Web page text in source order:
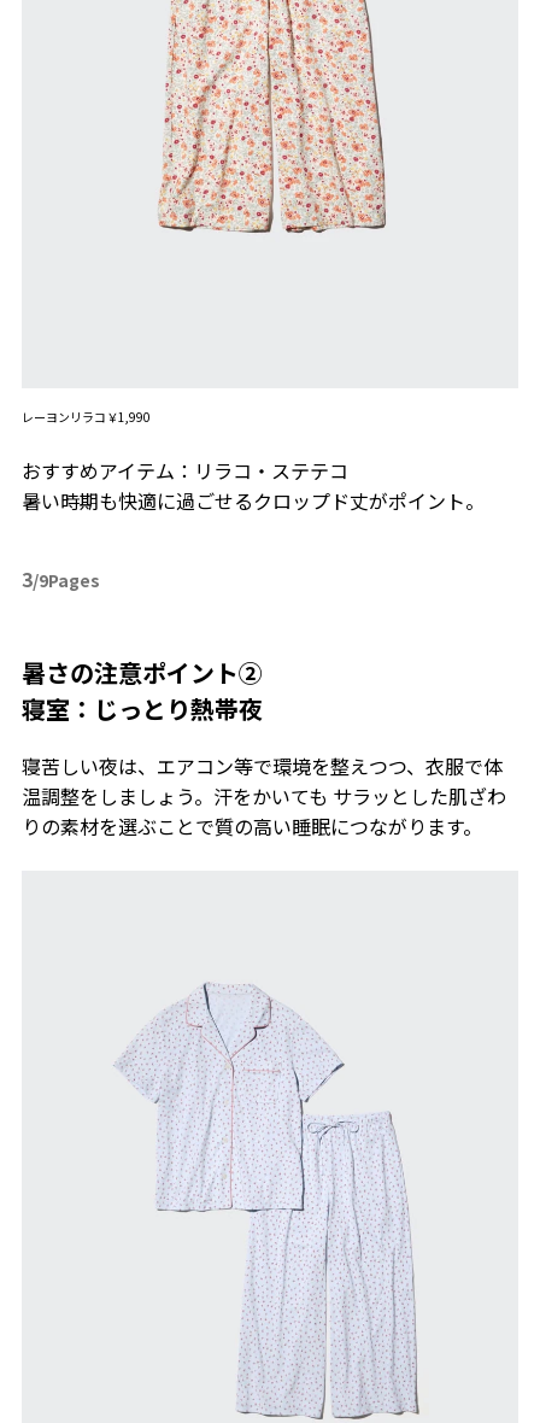
レーヨンリラコ￥1,990
おすすめアイテム：リラコ・ステテコ
暑い時期も快適に過ごせるクロップド丈がポイント。
3/9Pages
暑さの注意ポイント②
寝室：じっとり熱帯夜
寝苦しい夜は、エアコン等で環境を整えつつ、衣服で体
温調整をしましょう。汗をかいても サラッとした肌ざわ
りの素材を選ぶことで質の高い睡眠につながります。